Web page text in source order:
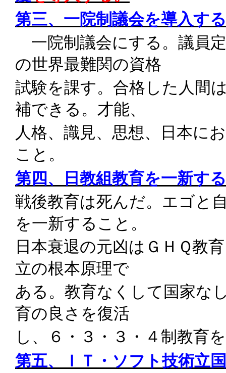
第三、一院制議会を導入す
一院制議会にする。議員
の世界最難関の資格
試験を課す。合格した人間
補できる。才能、
人格、識見、思想、日本に
こと。
第四、日教組教育を一新す
戦後教育は死んだ。エゴと
を一新すること。
日本衰退の元凶はＧＨＱ教
立の根本原理で
ある。教育なくして国家な
育の良さを復活
し、６・３・３・４制教育
第五、ＩＴ・ソフト技術立